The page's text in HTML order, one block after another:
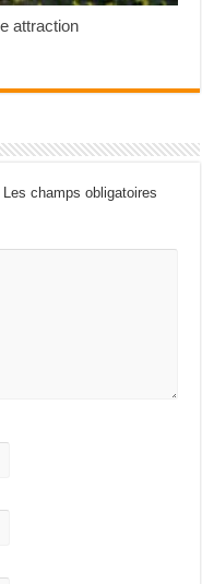
attraction
Les champs obligatoires